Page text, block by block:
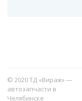
© 2020 ТД «Вираж» —
автозапчасти в
Челябинске